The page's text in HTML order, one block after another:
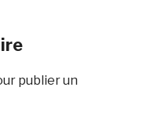
publier un